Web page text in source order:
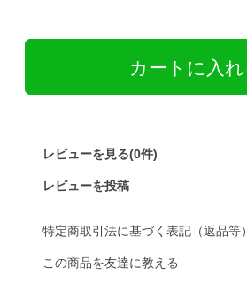
レビューを見る(0件)
レビューを投稿
特定商取引法に基づく表記（返品等）
この商品を友達に教える